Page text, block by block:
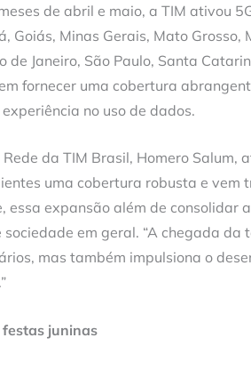
de abril e maio, a TIM ativou
Goiás, Minas Gerais, Mato
de Janeiro, São Paulo, Santa
fornecer uma cobertura
no uso de dados.
da TIM Brasil, Homero
uma cobertura robusta e
essa expansão além de
sociedade em geral. “A chegada
mas também impulsiona o
festas juninas